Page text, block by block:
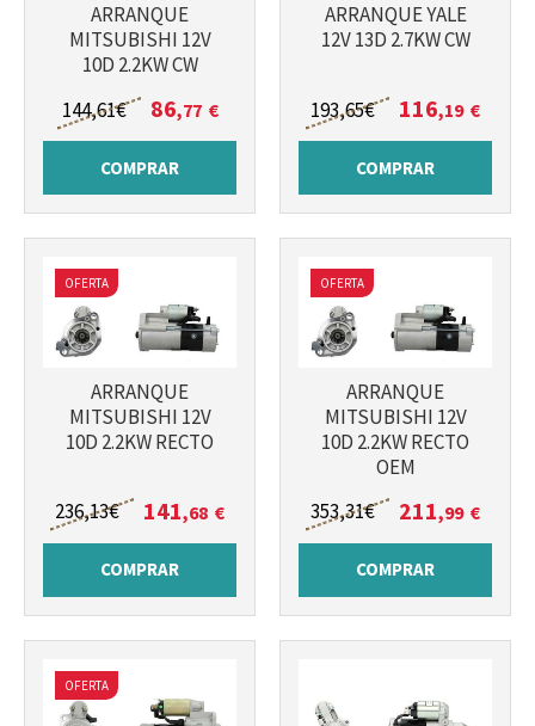
ARRANQUE
MITSUBISHI 12V
10D 2.2KW CW
144,61€ 86,77 €
COMPRAR
ARRANQUE YALE
12V 13D 2.7KW CW
193,65€ 116,19 €
COMPRAR
OFERTA
ARRANQUE
MITSUBISHI 12V
10D 2.2KW RECTO
236,13€ 141,68 €
COMPRAR
OFERTA
ARRANQUE
MITSUBISHI 12V
10D 2.2KW RECTO
OEM
353,31€ 211,99 €
COMPRAR
OFERTA